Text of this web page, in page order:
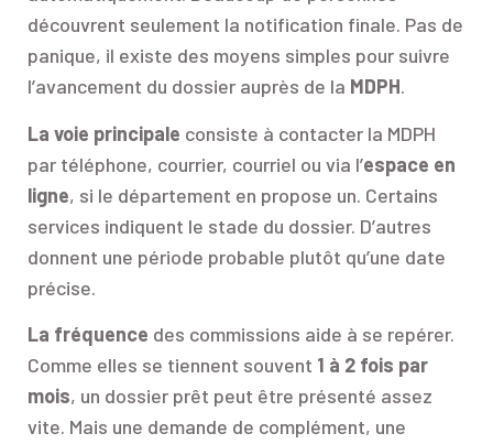
découvrent seulement la notification finale. Pas de
panique, il existe des moyens simples pour suivre
l’avancement du dossier auprès de la MDPH.
La voie principale consiste à contacter la MDPH
par téléphone, courrier, courriel ou via l’espace en
ligne, si le département en propose un. Certains
services indiquent le stade du dossier. D’autres
donnent une période probable plutôt qu’une date
précise.
La fréquence des commissions aide à se repérer.
Comme elles se tiennent souvent 1 à 2 fois par
mois, un dossier prêt peut être présenté assez
vite. Mais une demande de complément, une